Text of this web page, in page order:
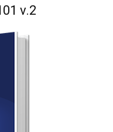
v.2